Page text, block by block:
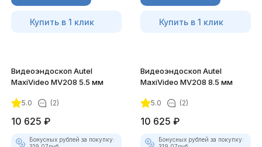
Купить в 1 клик Купить в 1 клик
Видеоэндоскоп Autel
MaxiVideo MV208 5.5 мм
5.0 (2)
10 625 ₽
Бонусных рублей за покупку:
Видеоэндоскоп Autel
MaxiVideo MV208 8.5 мм
5.0 (2)
10 625 ₽
Бонусных рублей за покупку: